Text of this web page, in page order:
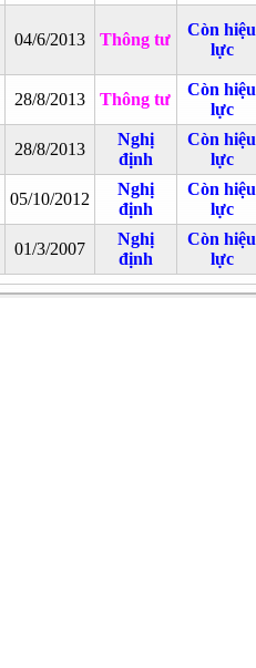
04/6/2013 Thông tư
Còn hiệu
lực
28/8/2013 Thông tư
Còn hiệu
lực
28/8/2013
Nghị
định
Còn hiệu
lực
05/10/2012
Nghị
định
Còn hiệu
lực
01/3/2007
Nghị
định
Còn hiệu
lực